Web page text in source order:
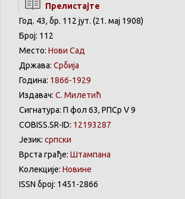
Прелистајте
Год. 43, бр. 112 јут. (21. мај 1908)
Број: 112
Место: Нови Сад
Држава: Србија
Година: 1866-1929
Издавач: С. Милетић
Сигнатура: П фол 63, РПСр V 9
COBISS.SR-ID: 12193287
Језик: српски
Врста грађе: Штампана
Колекције: Новине
ISSN број: 1451-2866